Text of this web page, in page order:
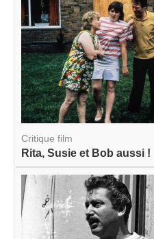
Critique film
Rita, Susie et Bob aussi !